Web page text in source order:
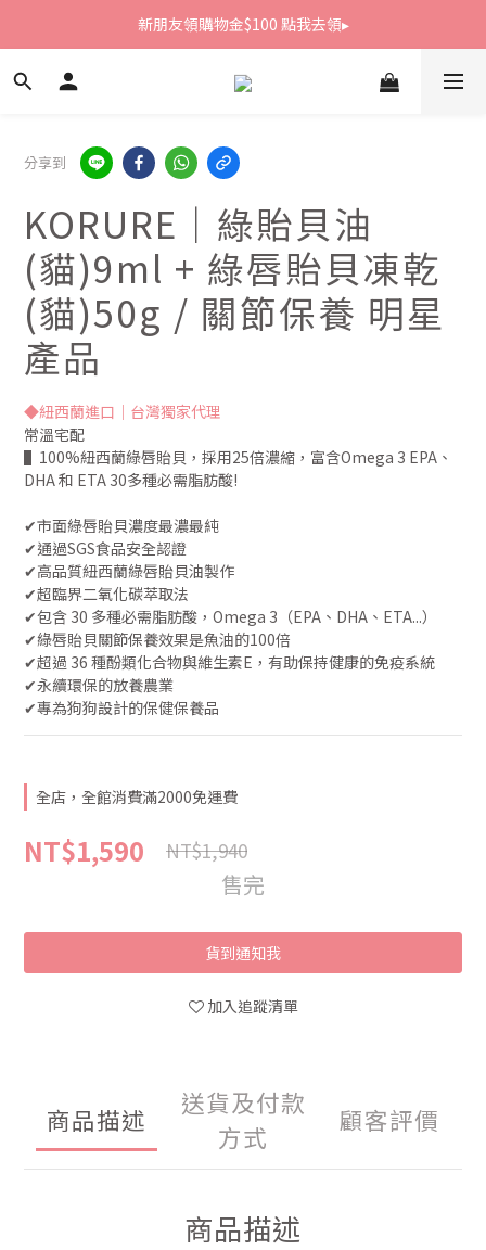
新朋友領購物金$100 點我去領▸
新朋友領購物金$100 點我去領▸
全館滿1800免運
分享到
KORURE｜綠貽貝油
(貓)9ml + 綠唇貽貝凍乾
(貓)50g / 關節保養 明星
產品
◆紐西蘭進口｜台灣獨家代理
常溫宅配
▌100%紐西蘭綠唇貽貝，採用25倍濃縮，富含Omega 3 EPA、
DHA 和 ETA 30多種必需脂肪酸!
✔︎市面綠唇貽貝濃度最濃最純
✔︎通過SGS食品安全認證
✔︎高品質紐西蘭綠唇貽貝油製作
✔︎超臨界二氧化碳萃取法
✔︎包含 30 多種必需脂肪酸，Omega 3（EPA、DHA、ETA...）
✔︎綠唇貽貝關節保養效果是魚油的100倍
✔︎超過 36 種酚類化合物與維生素E，有助保持健康的免疫系統
✔︎永續環保的放養農業
✔︎專為狗狗設計的保健保養品
全店，全館消費滿2000免運費
NT$1,590 NT$1,940
售完
貨到通知我
加入追蹤清單
商品描述
送貨及付款
方式
顧客評價
商品描述